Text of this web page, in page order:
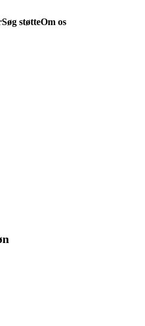
Søg støtteOm os